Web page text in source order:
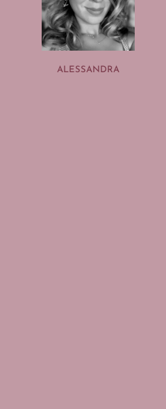
ALESSANDRA